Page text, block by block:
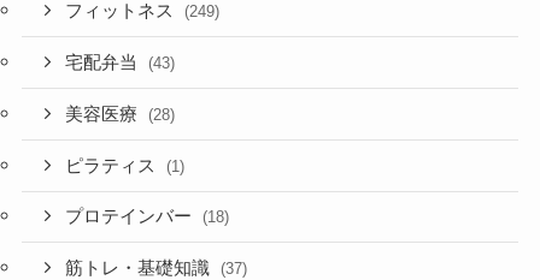
フィットネス (249)
宅配弁当 (43)
美容医療 (28)
ピラティス (1)
プロテインバー (18)
筋トレ・基礎知識 (37)